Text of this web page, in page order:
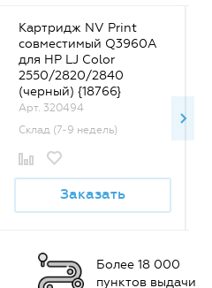
Картридж NV Print
совместимый Q3960A
для HP LJ Color
2550/2820/2840
(черный) {18766}
Арт. 320494
Склад (7-9 недель)
Заказать
Более 18 000
пунктов выдачи